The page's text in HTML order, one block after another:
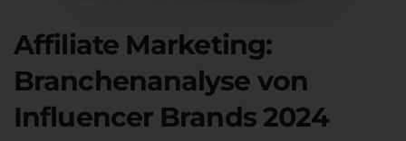
Affiliate Marketing:
Branchenanalyse von
Influencer Brands 2024